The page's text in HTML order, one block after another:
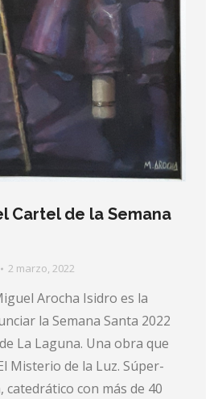
Cartel de la Semana
2 marzo, 2022
Arocha Isidro es la
la Semana Santa 2022
La Laguna. Una obra que
Misterio de la Luz. Súper-
catedrático con más de 40